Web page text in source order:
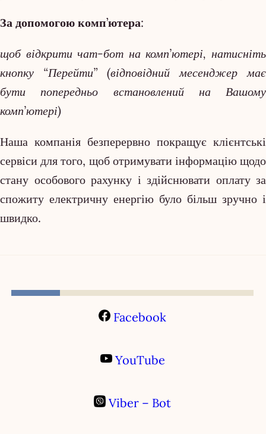
За допомогою комп’ютера:
щоб відкрити чат-бот на комп’ютері, натисніть
кнопку “Перейти” (відповідний месенджер має
бути попередньо встановлений на Вашому
комп’ютері)
Наша компанія безперервно покращує клієнтські
сервіси для того, щоб отримувати інформацію щодо
стану особового рахунку і здійснювати оплату за
спожиту електричну енергію було більш зручно і
швидко.
Facebook
YouTube
Viber – Bot